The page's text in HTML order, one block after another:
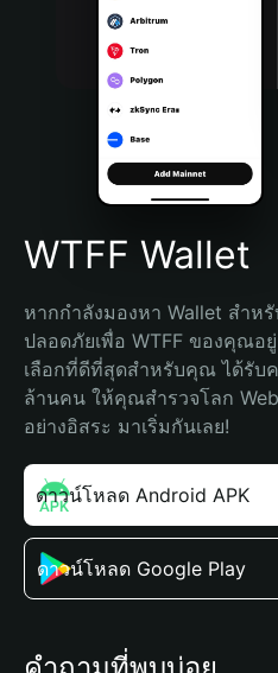
Bahasa Indonesia
Português (Brasil)
Español (Argentina)
WTFF Wallet
หากกำลังมองหา Wallet สำห
ปลอดภัยเพื่อ WTFF ของคุณอ
เลือกที่ดีที่สุดสำหรับคุณ ได้รับ
ล้านคน ให้คุณสำรวจโลก
อย่างอิสระ มาเริ่มกันเลย!
ดาวน์โหลด Android APK
ดาวน์โหลด Google Play